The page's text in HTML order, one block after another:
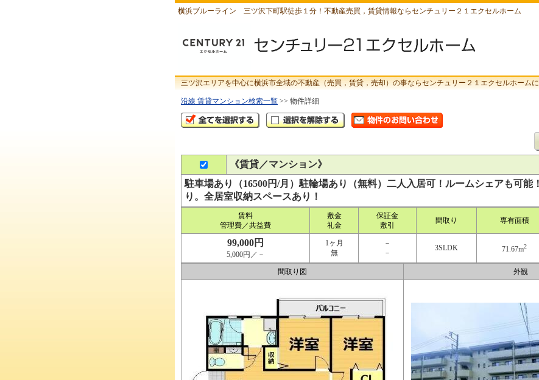
横浜ブルーライン 三ツ沢下町駅徒歩１分！不動産売買，賃貸情報ならセンチュリー２１エクセルホーム
三ツ沢エリアを中心に横浜市全域の不動産（売買，賃貸，売却）の事ならセンチュリー２１エクセルホーム
沿線 賃貸マンション検索一覧 >> 物件詳細
《賃貸／マンション》
駐車場あり（16500円/月）駐輪場あり（無料）二人入居可！ルームシェアも可能
り。全居室収納スペースあり！
賃料
管理費／共益費
敷金
礼金
保証金
敷引
間取り 専有面積
99,000円
5,000円／－
1ヶ月
無
－
－
3SLDK 71.67m2
間取り図 外観